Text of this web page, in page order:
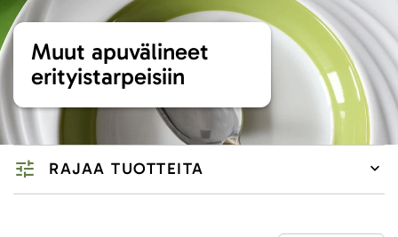
Muut apuvälineet
erityistarpeisiin
RAJAA TUOTTEITA